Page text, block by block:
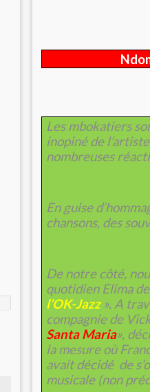
Les mbokatiers
inopiné de
nombreuses
En guise
chansons, des
De notre côté,
quotidien Elima
l’OK-Jazz». A
compagnie de
Santa Maria»,
la mesure où
avait décidé de
musicale (non